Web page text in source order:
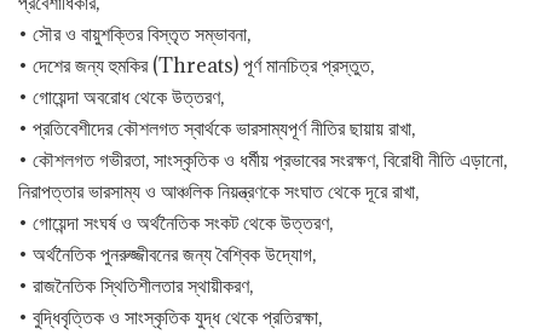
• সৌর ও বায়ুশক্তির বিস্তৃত সম্ভাবনা,
• দেশের জন্য হুমকির (Threats) পূর্ণ মানচিত্র প্রস্তুত,
• গোয়েন্দা অবরোধ থেকে উত্তরণ,
• প্রতিবেশীদের কৌশলগত স্বার্থকে ভারসাম্যপূর্ণ নীতির ছায়ায় রাখা,
• কৌশলগত গভীরতা, সাংস্কৃতিক ও ধর্মীয় প্রভাবের সংরক্ষণ, বিরোধী নীতি এড়ানো,
নিরাপত্তার ভারসাম্য ও আঞ্চলিক নিয়ন্ত্রণকে সংঘাত থেকে দূরে রাখা,
• গোয়েন্দা সংঘর্ষ ও অর্থনৈতিক সংকট থেকে উত্তরণ,
• অর্থনৈতিক পুনরুজ্জীবনের জন্য বৈশ্বিক উদ্যোগ,
• রাজনৈতিক স্থিতিশীলতার স্থায়ীকরণ,
• বুদ্ধিবৃত্তিক ও সাংস্কৃতিক যুদ্ধ থেকে প্রতিরক্ষা,